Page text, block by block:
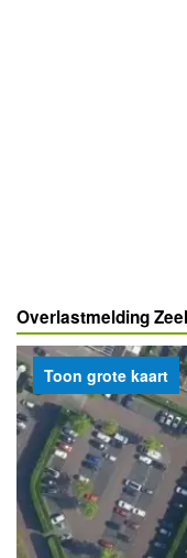
Overlastmelding
Toon grote kaart